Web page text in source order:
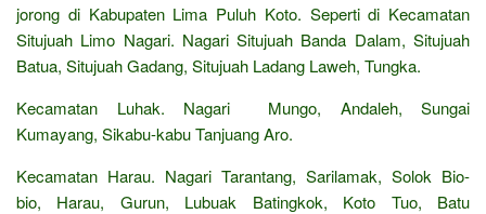
jorong di Kabupaten Lima Puluh Koto. Seperti di Kecamatan
Situjuah Limo Nagari. Nagari Situjuah Banda Dalam, Situjuah
Batua, Situjuah Gadang, Situjuah Ladang Laweh, Tungka.
Kecamatan Luhak. Nagari Mungo, Andaleh, Sungai
Kumayang, Sikabu-kabu Tanjuang Aro.
Kecamatan Harau. Nagari Tarantang, Sarilamak, Solok Bio-
bio, Harau, Gurun, Lubuak Batingkok, Koto Tuo, Batu